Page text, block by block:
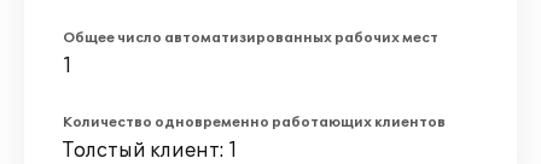
Общее число автоматизированных рабочих мест
1
Количество одновременно работающих клиентов
Толстый клиент: 1